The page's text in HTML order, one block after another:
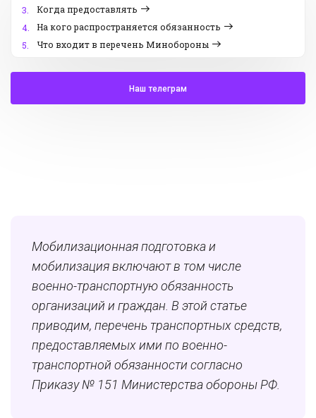
3.
Когда предоставлять
4.
На кого распространяется обязанность
5.
Что входит в перечень Минобороны
Наш телеграм
Мобилизационная подготовка и
мобилизация включают в том числе
военно-транспортную обязанность
организаций и граждан. В этой статье
приводим, перечень транспортных средств,
предоставляемых ими по военно-
транспортной обязанности согласно
Приказу № 151 Министерства обороны РФ.